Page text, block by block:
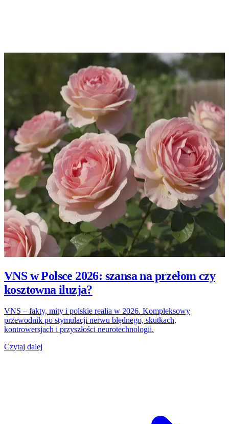
VNS w Polsce 2026: szansa na przełom czy
kosztowna iluzja?
VNS – fakty, mity i polskie realia w 2026. Kompleksowy
przewodnik po stymulacji nerwu błędnego, skutkach,
kontrowersjach i przyszłości neurotechnologii.
Czytaj dalej